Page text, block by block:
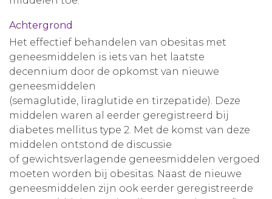
Achtergrond
Het effectief behandelen van obesitas met
geneesmiddelen is iets van het laatste
decennium door de opkomst van nieuwe
geneesmiddelen
(semaglutide, liraglutide en tirzepatide). Deze
middelen waren al eerder geregistreerd bij
diabetes mellitus type 2. Met de komst van deze
middelen ontstond de discussie
of gewichtsverlagende geneesmiddelen vergoed
moeten worden bij obesitas. Naast de nieuwe
geneesmiddelen zijn ook eerder geregistreerde